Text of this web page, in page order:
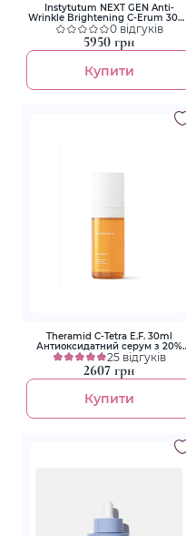
Instytutum NEXT GEN Anti-
Wrinkle Brightening C-Erum 30ml
Суперконцентрована сироватка з
вітаміном С
0 відгуків
5950 грн
Купити
Theramid C-Tetra E.F. 30ml
Антиоксидатний серум з 20%
вітаміну С
25 відгуків
2607 грн
Купити